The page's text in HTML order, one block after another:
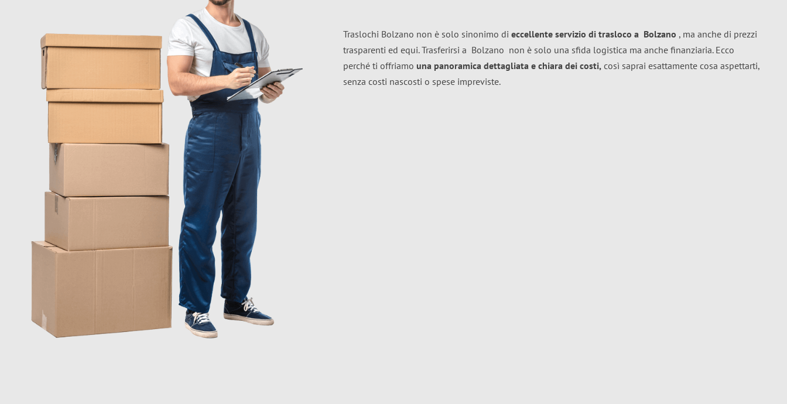
Traslochi Bolzano non è solo sinonimo di eccellente servizio di trasloco a Bolzano , ma anche di prezzi
trasparenti ed equi. Trasferirsi a Bolzano non è solo una sfida logistica ma anche finanziaria. Ecco
perché ti offriamo una panoramica dettagliata e chiara dei costi, così saprai esattamente cosa aspettarti,
senza costi nascosti o spese impreviste.